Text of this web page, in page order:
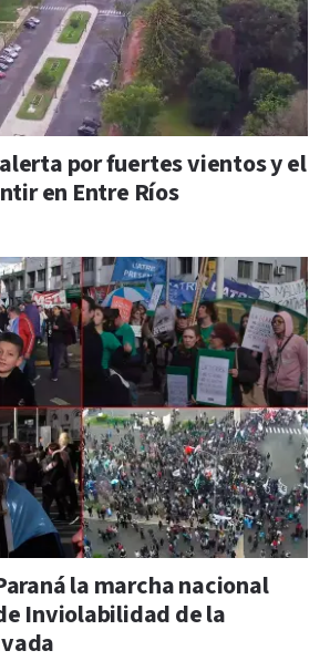
por fuertes vientos y el
en Entre Ríos
la marcha nacional
Inviolabilidad de la